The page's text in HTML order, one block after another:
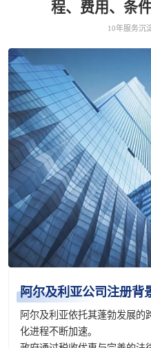
程、费用、条
10年服务沉
阿尔及利亚公司注册背
阿尔及利亚依托其蓬勃发展的
化进程不断加速。